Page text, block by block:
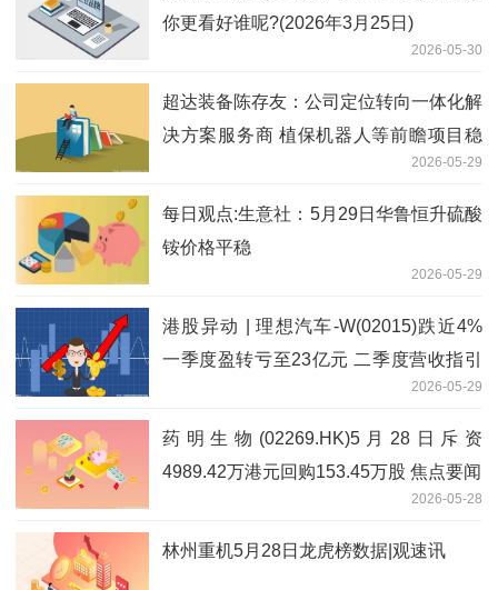
你更看好谁呢?(2026年3月25日)
2026-05-30
超达装备陈存友：公司定位转向一体化解
决方案服务商 植保机器人等前瞻项目稳
2026-05-29
每日观点:生意社：5月29日华鲁恒升硫酸
铵价格平稳
2026-05-29
港股异动 | 理想汽车-W(02015)跌近4%
一季度盈转亏至23亿元 二季度营收指引
2026-05-29
药明生物(02269.HK)5月28日斥资
4989.42万港元回购153.45万股 焦点要闻
2026-05-28
林州重机5月28日龙虎榜数据|观速讯